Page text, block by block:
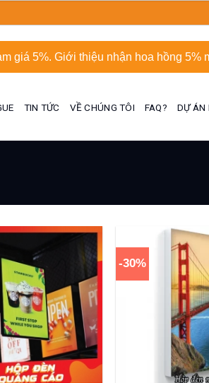
giá 5%. Giới thiệu nhận hoa hồng
TIN TỨC VỀ CHÚNG TÔI FAQ? DỰ ÁN
-30%